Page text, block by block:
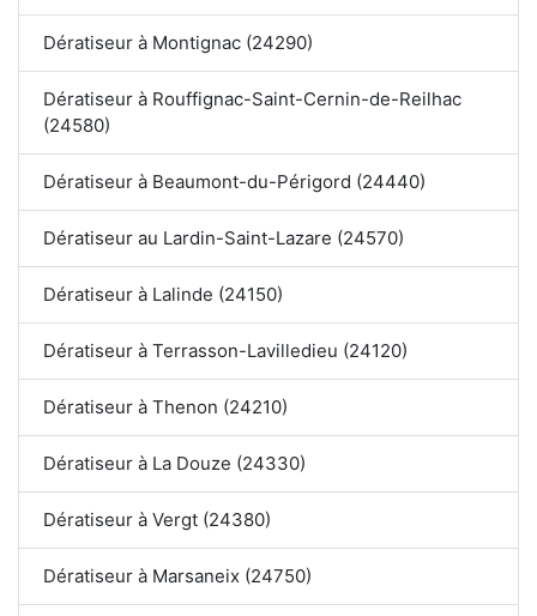
Dératiseur à Montignac (24290)
Dératiseur à Rouffignac-Saint-Cernin-de-Reilhac
(24580)
Dératiseur à Beaumont-du-Périgord (24440)
Dératiseur au Lardin-Saint-Lazare (24570)
Dératiseur à Lalinde (24150)
Dératiseur à Terrasson-Lavilledieu (24120)
Dératiseur à Thenon (24210)
Dératiseur à La Douze (24330)
Dératiseur à Vergt (24380)
Dératiseur à Marsaneix (24750)